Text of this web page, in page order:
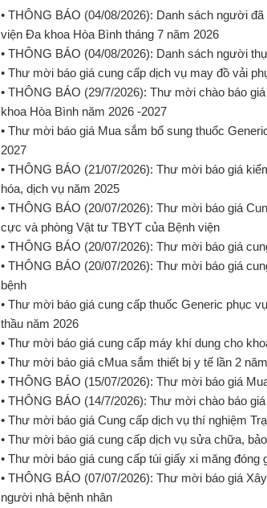
• THÔNG BÁO (04/08/2026): Danh sách người
viện Đa khoa Hòa Bình tháng 7 năm 2026
• THÔNG BÁO (04/08/2026): Danh sách người
• Thư mời báo giá cung cấp dịch vụ may đồ vải
• THÔNG BÁO (29/7/2026): Thư mời chào báo
khoa Hòa Bình năm 2026 -2027
• Thư mời báo giá Mua sắm bổ sung thuốc
2027
• THÔNG BÁO (21/07/2026): Thư mời báo giá
hóa, dịch vụ năm 2025
• THÔNG BÁO (20/07/2026): Thư mời báo giá
cực và phòng Vật tư TBYT của Bệnh viện
• THÔNG BÁO (20/07/2026): Thư mời báo giá
• THÔNG BÁO (20/07/2026): Thư mời báo giá
bệnh
• Thư mời báo giá cung cấp thuốc Generic phục
thầu năm 2026
• Thư mời báo giá cung cấp máy khí dung cho
• Thư mời báo giá cMua sắm thiết bị y tế lần 2
• THÔNG BÁO (15/07/2026): Thư mời báo giá
• THÔNG BÁO (14/7/2026): Thư mời chào báo
• Thư mời báo giá Cung cấp dịch vụ thí nghiệm
• Thư mời báo giá cung cấp dịch vụ sửa chữa,
• Thư mời báo giá cung cấp túi giấy xi măng
• THÔNG BÁO (07/07/2026): Thư mời báo giá
người nhà bệnh nhân